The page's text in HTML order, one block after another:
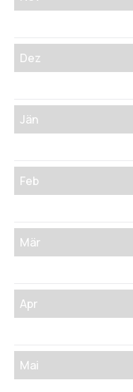
Dez
Jän
Feb
Mär
Apr
Mai